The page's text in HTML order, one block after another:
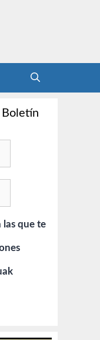
Boletín
las que te